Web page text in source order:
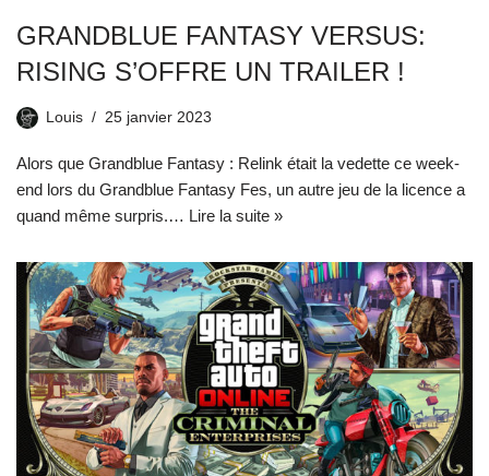
GRANDBLUE FANTASY VERSUS:
RISING S’OFFRE UN TRAILER !
Louis 25 janvier 2023
Alors que Grandblue Fantasy : Relink était la vedette ce week-
end lors du Grandblue Fantasy Fes, un autre jeu de la licence a
quand même surpris.… Lire la suite »